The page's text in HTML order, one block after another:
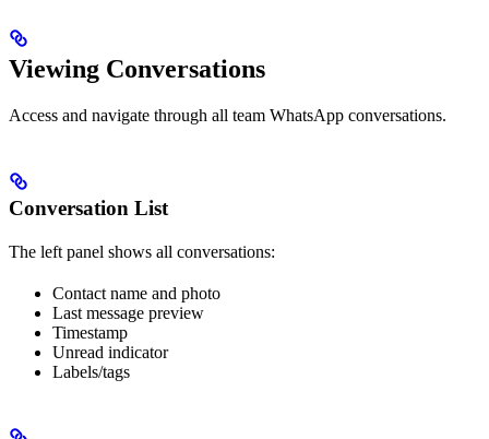
Viewing Conversations
Access and navigate through all team WhatsApp conversations.
Conversation List
The left panel shows all conversations:
Contact name and photo
Last message preview
Timestamp
Unread indicator
Labels/tags